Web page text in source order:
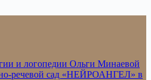
и логопедии Ольги Минаевой
речевой сад «НЕЙРОАНГЕЛ» в